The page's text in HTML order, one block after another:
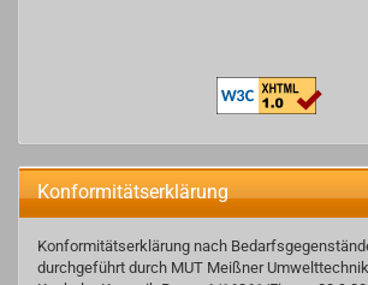
Konformitätserklärung
Konformitätserklärung nach
durchgeführt durch MUT Meißner